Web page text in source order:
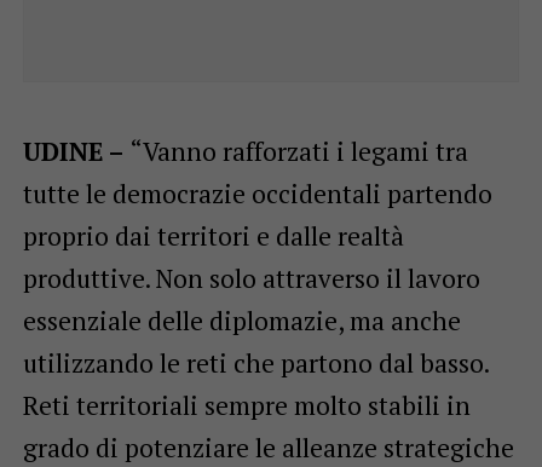
UDINE – “Vanno rafforzati i legami tra
tutte le democrazie occidentali partendo
proprio dai territori e dalle realtà
produttive. Non solo attraverso il lavoro
essenziale delle diplomazie, ma anche
utilizzando le reti che partono dal basso.
Reti territoriali sempre molto stabili in
grado di potenziare le alleanze strategiche